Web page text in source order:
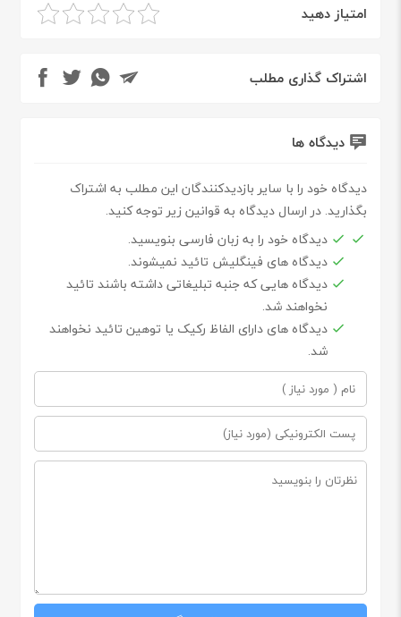
امتیاز دهید
اشتراک گذاری مطلب
دیدگاه ها
دیدگاه خود را با سایر بازدیدکنندگان این مطلب به اشتراک
بگذارید. در ارسال دیدگاه به قوانین زیر توجه کنید.
دیدگاه خود را به زبان فارسی بنویسید.
دیدگاه های فینگلیش تائید نمیشوند.
دیدگاه هایی که جنبه تبلیغاتی داشته باشند تائید
نخواهند شد.
دیدگاه های دارای الفاظ رکیک یا توهین تائید نخواهند
شد.